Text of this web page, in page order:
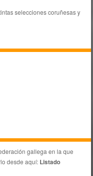
selecciones coruñesas y
gallega en la que
desde aquí: Listado